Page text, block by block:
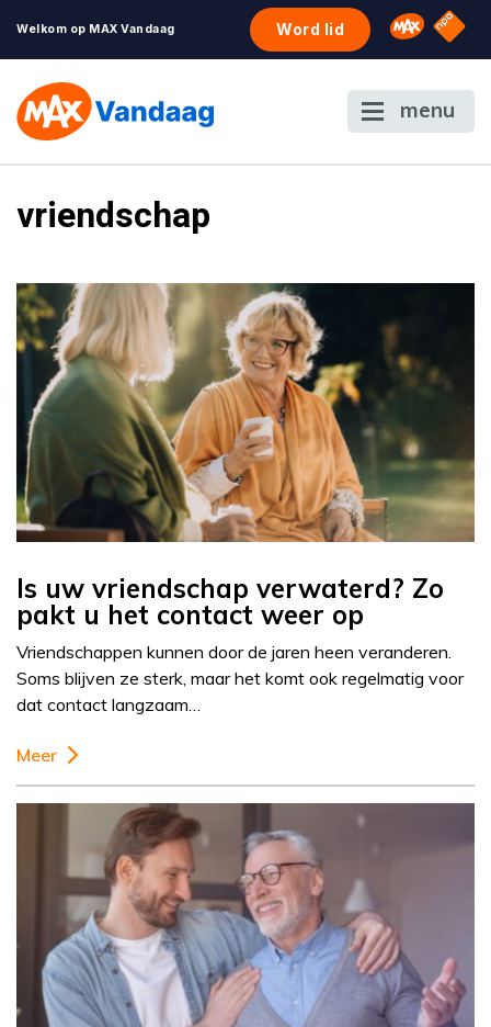
Welkom op MAX Vandaag Word lid Omroep
NPO
menu
vriendschap
Is uw vriendschap verwaterd? Zo
pakt u het contact weer op
Vriendschappen kunnen door de jaren heen veranderen.
Soms blijven ze sterk, maar het komt ook regelmatig voor
dat contact langzaam…
Meer